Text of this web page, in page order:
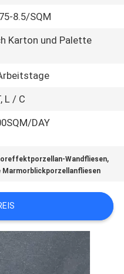
8.5/SQM
Karton und Palette
L / C
DAY
Wandfliesen,
Marmorblickporzellanfliesen